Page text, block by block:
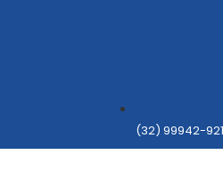
(32) 99942-